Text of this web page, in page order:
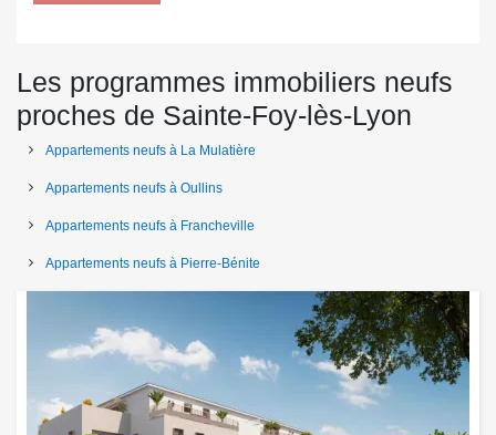
Les programmes immobiliers neufs
proches de Sainte-Foy-lès-Lyon
Appartements neufs à La Mulatière
Appartements neufs à Oullins
Appartements neufs à Francheville
Appartements neufs à Pierre-Bénite